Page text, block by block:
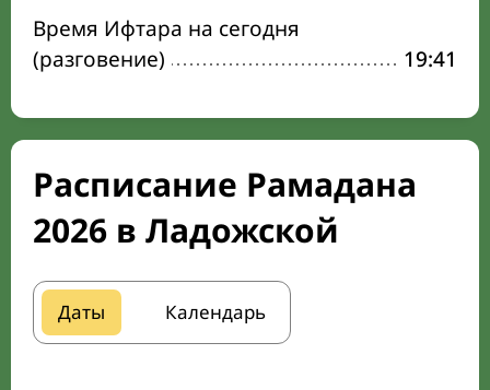
Время Ифтара на сегодня
(разговение)
19:41
Расписание Рамадана
2026 в Ладожской
Даты Календарь